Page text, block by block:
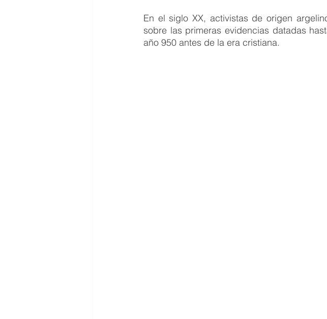
En el siglo XX, activistas de origen
sobre las primeras evidencias datadas
año 950 antes de la era cristiana.